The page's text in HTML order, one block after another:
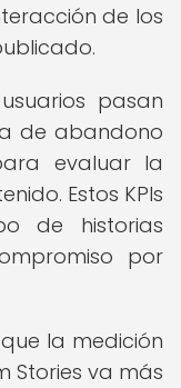
de los
pasan
de abandono
evaluar la
Estos KPIs
de historias
por
la medición
Stories va más